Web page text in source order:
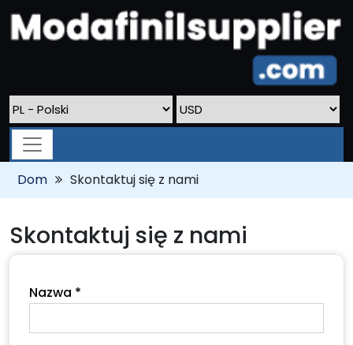
Dom Skontaktuj się z nami
Skontaktuj się z nami
Nazwa *